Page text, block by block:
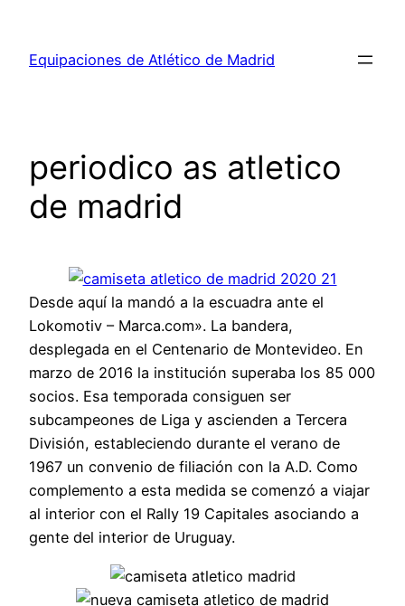
contenido
Equipaciones de Atlético de Madrid
periodico as atletico
de madrid
Desde aquí la mandó a la escuadra ante el
Lokomotiv – Marca.com». La bandera,
desplegada en el Centenario de Montevideo. En
marzo de 2016 la institución superaba los 85 000
socios. Esa temporada consiguen ser
subcampeones de Liga y ascienden a Tercera
División, estableciendo durante el verano de
1967 un convenio de filiación con la A.D. Como
complemento a esta medida se comenzó a viajar
al interior con el Rally 19 Capitales asociando a
gente del interior de Uruguay.